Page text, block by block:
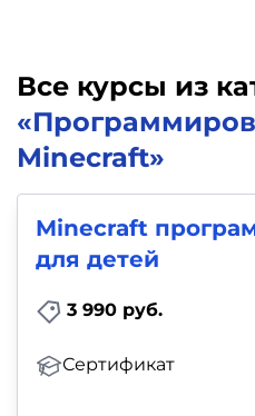
Все курсы из
Minecraft»
Minecraft
для детей
3 990 руб.
Сертификат